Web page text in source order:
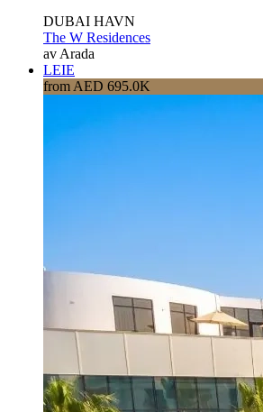
DUBAI HAVN
The W Residences
av Arada
LEIE
from AED 695.0K